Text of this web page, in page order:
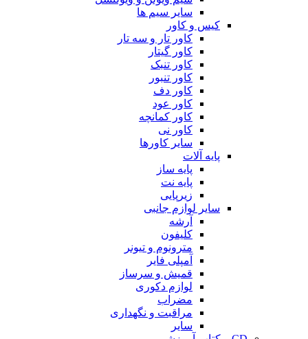
سایر سیم ها
کیس و کاور
کاور تار و سه تار
کاور گیتار
کاور تنبک
کاور تنبور
کاور دف
کاور عود
کاور کمانچه
کاور نی
سایر کاورها
پایه آلات
پایه ساز
پایه نت
زیرپایی
سایر لوازم جانبی
آرشه
کلیفون
مترونوم و تیونر
آمپلی فایر
قمیش و سرساز
لوازم دکوری
مضراب
مراقبت و نگهداری
سایر